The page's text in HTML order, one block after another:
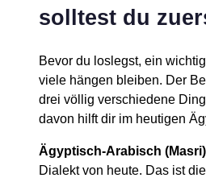
solltest du
Bevor du loslegst, ein
viele hängen bleiben. Der
drei völlig verschiedene
davon hilft dir im heutigen
Ägyptisch-Arabisch
Dialekt von heute. Das ist